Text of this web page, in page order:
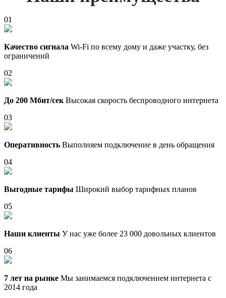
01
Качество сигнала Wi-Fi по всему дому и даже участку, без
ограничений
02
До 200 Мбит/сек Высокая скорость беспроводного интернета
03
Оперативность Выполняем подключение в день обращения
04
Выгодные тарифы Широкий выбор тарифных планов
05
Наши клиенты У нас уже более 23 000 довольных клиентов
06
7 лет на рынке Мы занимаемся подключением интернета с
2014 года